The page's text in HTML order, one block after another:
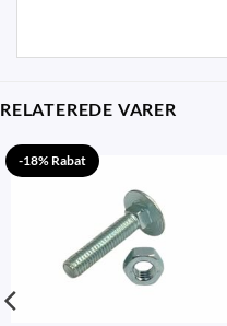
RELATEREDE VARER
-18% Rabat